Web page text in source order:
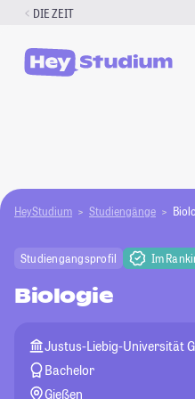
Zum
springen
DIE ZEIT
HeyStudium Studiengänge
Studiengangsprofil Im
Biologie
Justus-Liebig-Universität
Bachelor
Gießen